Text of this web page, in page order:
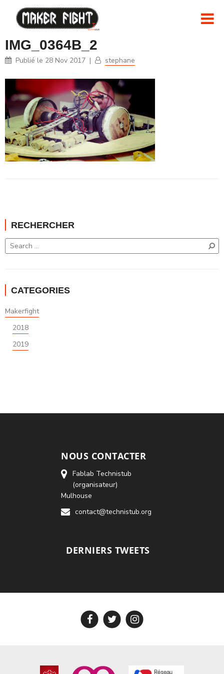
IMG_0364B_2
Publié le 28 Nov 2017 | stephane
RECHERCHER
CATEGORIES
Makerfight
2018
2019
NOUS CONTACTER
Fablab Technistub
(organisateur)
Mulhouse
contact@technistub.org
DERNIERS TWEETS